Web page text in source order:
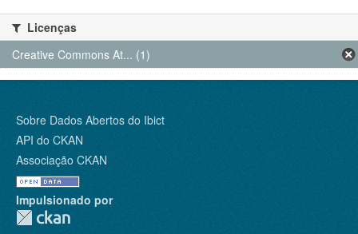
Licenças
Creative Commons At... (1)
Sobre Dados Abertos do Ibict
API do CKAN
Associação CKAN
Impulsionado por